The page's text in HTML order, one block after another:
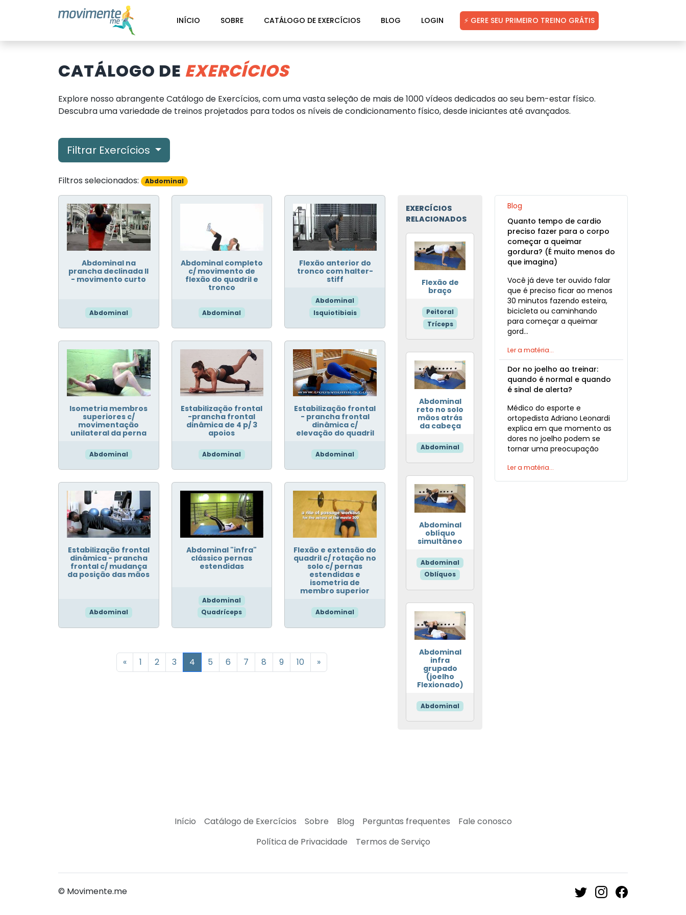
INÍCIO SOBRE CATÁLOGO DE EXERCÍCIOS BLOG LOGIN ⚡ GERE SEU PRIMEIRO TREINO GRÁTIS
CATÁLOGO DE EXERCÍCIOS
Explore nosso abrangente Catálogo de Exercícios, com uma vasta seleção de mais de 1000 vídeos dedicados ao seu bem-estar físico.
Descubra uma variedade de treinos projetados para todos os níveis de condicionamento físico, desde iniciantes até avançados.
Filtrar Exercícios
Filtros selecionados: Abdominal
Abdominal na
prancha declinada II
- movimento curto
Abdominal
Abdominal completo
c/ movimento de
flexão do quadril e
tronco
Abdominal
Flexão anterior do
tronco com halter-
stiff
Abdominal
Isquiotibiais
Isometria membros
superiores c/
movimentação
unilateral da perna
Abdominal
Estabilização frontal
-prancha frontal
dinâmica de 4 p/ 3
apoios
Abdominal
Estabilização frontal
- prancha frontal
dinâmica c/
elevação do quadril
Abdominal
Estabilização frontal
dinâmica - prancha
frontal c/ mudança
da posição das mãos
Abdominal
Abdominal "infra"
clássico pernas
estendidas
Abdominal
Quadríceps
Flexão e extensão do
quadril c/ rotação no
solo c/ pernas
estendidas e
isometria de
membro superior
Abdominal
« 1 2 3 4 5 6 7 8 9 10 »
EXERCÍCIOS
RELACIONADOS
Flexão de
braço
Peitoral
Tríceps
Abdominal
reto no solo
mãos atrás
da cabeça
Abdominal
Abdominal
oblíquo
simultâneo
Abdominal
Oblíquos
Abdominal
infra
grupado
(joelho
Flexionado)
Abdominal
Blog
Quanto tempo de cardio
preciso fazer para o corpo
começar a queimar
gordura? (É muito menos do
que imagina)
Você já deve ter ouvido falar
que é preciso ficar ao menos
30 minutos fazendo esteira,
bicicleta ou caminhando
para começar a queimar
gord…
Ler a matéria...
Dor no joelho ao treinar:
quando é normal e quando
é sinal de alerta?
Médico do esporte e
ortopedista Adriano Leonardi
explica em que momento as
dores no joelho podem se
tornar uma preocupação
Ler a matéria...
Início Catálogo de Exercícios Sobre Blog Perguntas frequentes
Fale conosco
Política de Privacidade
Termos de Serviço
© Movimente.me